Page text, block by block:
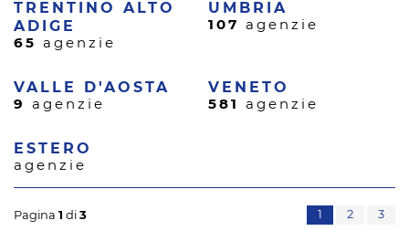
TRENTINO ALTO
ADIGE
65 agenzie
UMBRIA
107 agenzie
VALLE D'AOSTA
9 agenzie
VENETO
581 agenzie
ESTERO
agenzie
Pagina 1 di 3 1 2 3